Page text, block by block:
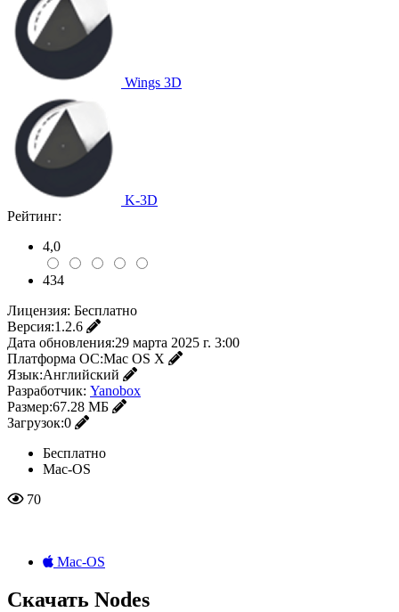
Wings 3D
K-3D
Рейтинг:
4,0
434
Лицензия: Бесплатно
Версия:1.2.6
Дата обновления:29 марта 2025 г. 3:00
Платформа ОС:Mac OS X
Язык:Английский
Разработчик: Yanobox
Размер:67.28 МБ
Загрузок:0
Бесплатно
Mac-OS
70
Mac-OS
Скачать Nodes